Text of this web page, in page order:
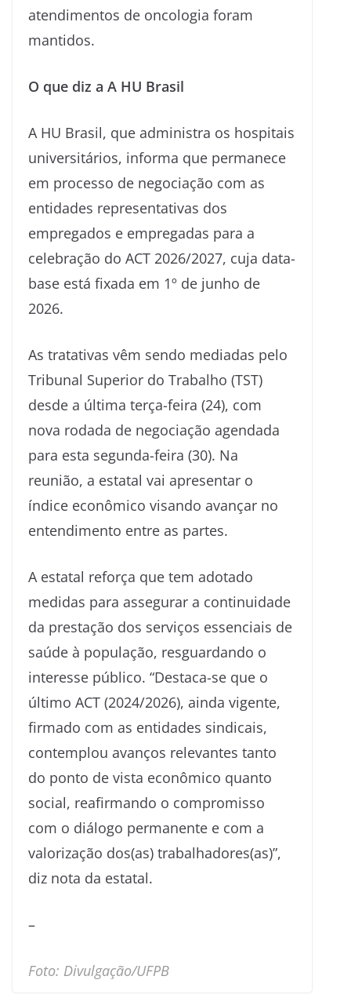
atendimentos de oncologia foram
mantidos.
O que diz a A HU Brasil
A HU Brasil, que administra os hospitais
universitários, informa que permanece
em processo de negociação com as
entidades representativas dos
empregados e empregadas para a
celebração do ACT 2026/2027, cuja data-
base está fixada em 1º de junho de
2026.
As tratativas vêm sendo mediadas pelo
Tribunal Superior do Trabalho (TST)
desde a última terça-feira (24), com
nova rodada de negociação agendada
para esta segunda-feira (30). Na
reunião, a estatal vai apresentar o
índice econômico visando avançar no
entendimento entre as partes.
A estatal reforça que tem adotado
medidas para assegurar a continuidade
da prestação dos serviços essenciais de
saúde à população, resguardando o
interesse público. “Destaca-se que o
último ACT (2024/2026), ainda vigente,
firmado com as entidades sindicais,
contemplou avanços relevantes tanto
do ponto de vista econômico quanto
social, reafirmando o compromisso
com o diálogo permanente e com a
valorização dos(as) trabalhadores(as)”,
diz nota da estatal.
–
Foto: Divulgação/UFPB